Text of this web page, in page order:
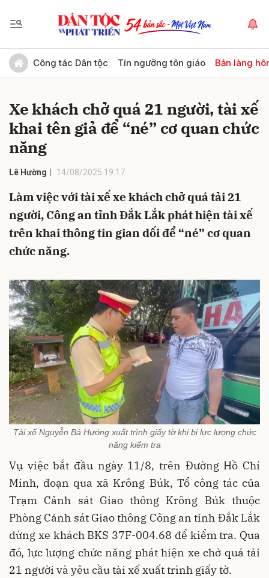
Công tác Dân tộc Tín ngưỡng tôn giáo Bản làng
Xe khách chở quá 21 người, tài xế
khai tên giả để “né” cơ quan chức
năng
Lê Hường 14/08/2025 19:17
Làm việc với tài xế xe khách chở quá tải 21
người, Công an tỉnh Đắk Lắk phát hiện tài xế
trên khai thông tin gian dối để “né” cơ quan
chức năng.
Tài xế Nguyễn Bá Hướng xuất trình giấy tờ khi bị lực lượng chức
năng kiểm tra
Vụ việc bắt đầu ngày 11/8, trên Đường Hồ Chí
Minh, đoạn qua xã Krông Búk, Tổ công tác của
Trạm Cảnh sát Giao thông Krông Búk thuộc
Phòng Cảnh sát Giao thông Công an tỉnh Đắk Lắk
dừng xe khách BKS 37F-004.68 để kiểm tra. Qua
đó, lực lượng chức năng phát hiện xe chở quá tải
21 người và yêu cầu tài xế xuất trình giấy tờ.
Gửi bình luận